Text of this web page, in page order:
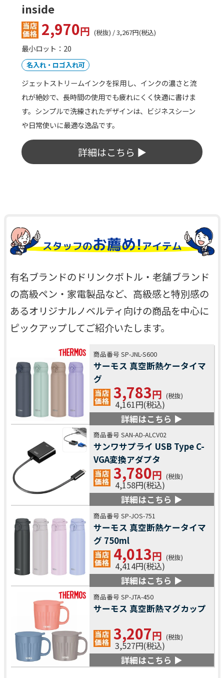
RS50
3,255円 (税抜) / 3,580円(税込)
最小ロット：20
名入れ・ロゴ入れ可
500mlサイズの、軽量+ハンドル付きで持ち歩きにも便利
でアクティブなステンレスマグ。パッキンを分解する必要
がないシームレスせんと食洗機対応タイプで、お手入れ
も非常に簡単です。
詳細はこちら ▶
スタッフのお薦め!アイテム
有名ブランドのドリンクボトル・老舗ブランド
の高級ペン・家電製品など、高級感と特別感の
あるオリジナルノベルティ向けの商品を中心に
ピックアップしてご紹介いたします。
商品番号 SP-JNL-S600
サーモス 真空断熱ケータイマ
グ
3,783円 (税抜)
4,161円(税込)
詳細はこちら ▶
商品番号 SAN-AD-ALCV02
サンワサプライ USB Type C-
VGA変換アダプタ
3,780円 (税抜)
4,158円(税込)
詳細はこちら ▶
商品番号 SP-JOS-751
サーモス 真空断熱ケータイマ
グ 750ml
4,013円 (税抜)
4,414円(税込)
詳細はこちら ▶
商品番号 SP-JTA-450
サーモス 真空断熱マグカップ
3,207円 (税抜)
3,527円(税込)
詳細はこちら ▶